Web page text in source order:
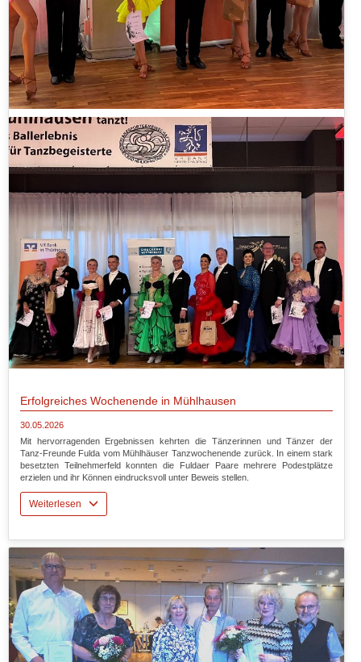
Erfolgreiches Wochenende in Mühlhausen
30.05.2026
Mit hervorragenden Ergebnissen kehrten die Tänzerinnen und Tänzer der
Tanz-Freunde Fulda vom Mühlhäuser Tanzwochenende zurück. In einem stark
besetzten Teilnehmerfeld konnten die Fuldaer Paare mehrere Podestplätze
erzielen und ihr Können eindrucksvoll unter Beweis stellen.
Weiterlesen